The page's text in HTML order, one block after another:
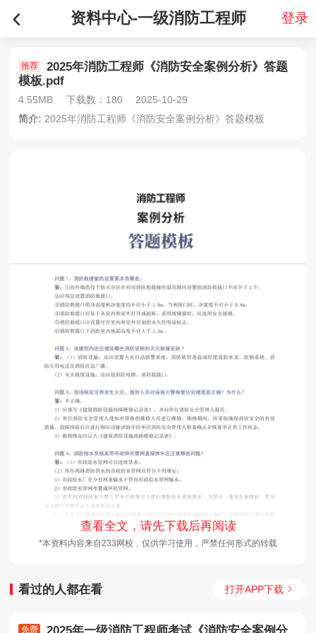
资料中心-一级消防工程师 登录
推荐
2025年消防工程师《消防安全案例分析》答题
模板.pdf
4.55MB 下载数：180
2025-10-29
简介: 2025年消防工程师《消防安全案例分析》答题模板
查看全文，请先下载后再阅读
*本资料内容来自233网校，仅供学习使用，严禁任何形式的转载
看过的人都在看 打开APP下载
免费